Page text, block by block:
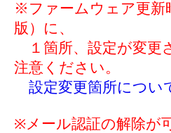
※ファームウェア更新
版）に、
１箇所、設定が変更
注意ください。
設定変更箇所につい
※メール認証の解除が